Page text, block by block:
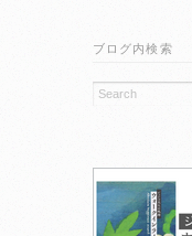
ブログ内検索